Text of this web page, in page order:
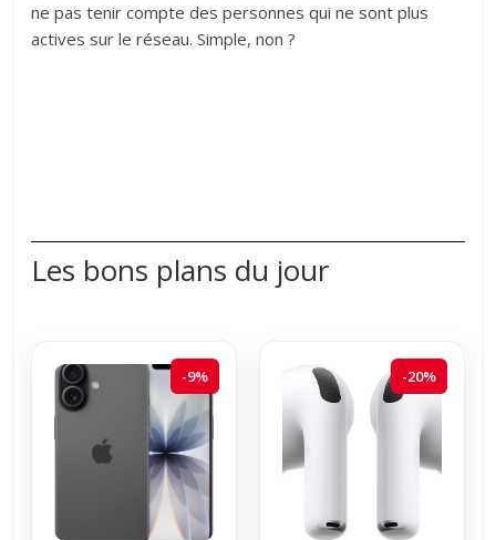
ne pas tenir compte des personnes qui ne sont plus
actives sur le réseau. Simple, non ?
Les bons plans du jour
-9% -20%